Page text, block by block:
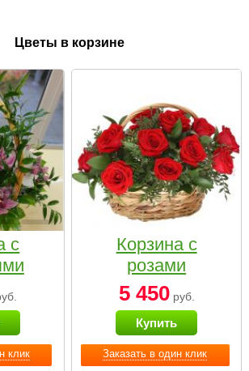
Цветы в корзине
клик
с
Заказать в один клик
Корзина с
розами
«Красный
Париж»
5 450руб.
Купить